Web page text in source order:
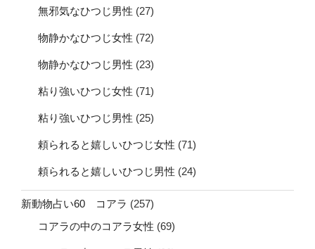
無邪気なひつじ男性 (27)
物静かなひつじ女性 (72)
物静かなひつじ男性 (23)
粘り強いひつじ女性 (71)
粘り強いひつじ男性 (25)
頼られると嬉しいひつじ女性 (71)
頼られると嬉しいひつじ男性 (24)
新動物占い60 コアラ (257)
コアラの中のコアラ女性 (69)